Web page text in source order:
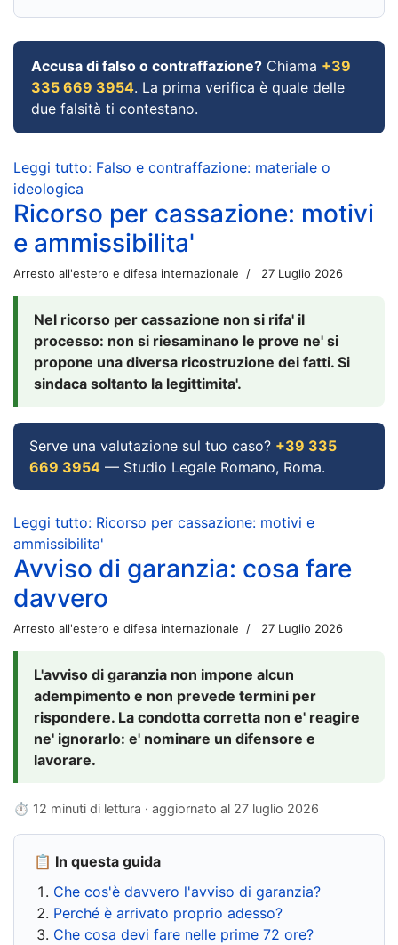
Accusa di falso o contraffazione? Chiama +39
335 669 3954. La prima verifica è quale delle
due falsità ti contestano.
Leggi tutto: Falso e contraffazione: materiale o
ideologica
Ricorso per cassazione: motivi
e ammissibilita'
Arresto all'estero e difesa internazionale 27 Luglio 2026
Nel ricorso per cassazione non si rifa' il
processo: non si riesaminano le prove ne' si
propone una diversa ricostruzione dei fatti. Si
sindaca soltanto la legittimita'.
Serve una valutazione sul tuo caso? +39 335
669 3954 — Studio Legale Romano, Roma.
Leggi tutto: Ricorso per cassazione: motivi e
ammissibilita'
Avviso di garanzia: cosa fare
davvero
Arresto all'estero e difesa internazionale 27 Luglio 2026
L'avviso di garanzia non impone alcun
adempimento e non prevede termini per
rispondere. La condotta corretta non e' reagire
ne' ignorarlo: e' nominare un difensore e
lavorare.
⏱ 12 minuti di lettura · aggiornato al 27 luglio 2026
📋 In questa guida
Che cos'è davvero l'avviso di garanzia?
Perché è arrivato proprio adesso?
Che cosa devi fare nelle prime 72 ore?